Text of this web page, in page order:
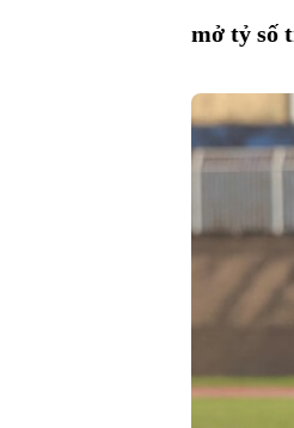
mở tỷ số